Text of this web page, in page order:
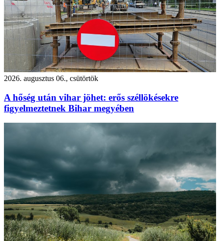
2026. augusztus 06., csütörtök
A hőség után vihar jöhet: erős széllökésekre
figyelmeztetnek Bihar megyében